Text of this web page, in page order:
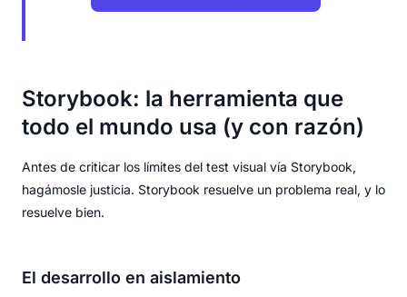
Storybook: la herramienta que
todo el mundo usa (y con razón)
Antes de criticar los límites del test visual vía Storybook,
hagámosle justicia. Storybook resuelve un problema real, y lo
resuelve bien.
El desarrollo en aislamiento